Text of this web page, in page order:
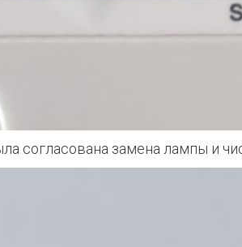
согласована замена лампы и